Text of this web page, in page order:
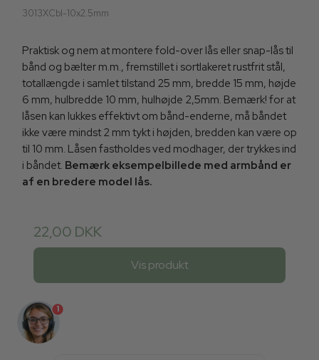
3013XCbl-10x2.5mm
Praktisk og nem at montere fold-over lås eller snap-lås til
bånd og bælter m.m., fremstillet i sortlakeret rustfrit stål,
totallængde i samlet tilstand 25 mm, bredde 15 mm, højde
6 mm, hulbredde 10 mm, hulhøjde 2,5mm. Bemærk! for at
låsen kan lukkes effektivt om bånd-enderne, må båndet
ikke være mindst 2 mm tykt i højden, bredden kan være op
til 10 mm. Låsen fastholdes ved modhager, der trykkes ind
i båndet. Bemærk eksempelbillede med armbånd er
af en bredere model lås.
22,00 DKK
Vis produkt
1